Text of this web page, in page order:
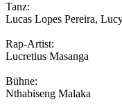
Tanz:
Lucas Lopes Pereira,
Rap-Artist:
Lucretius Masanga
Bühne:
Nthabiseng Malaka